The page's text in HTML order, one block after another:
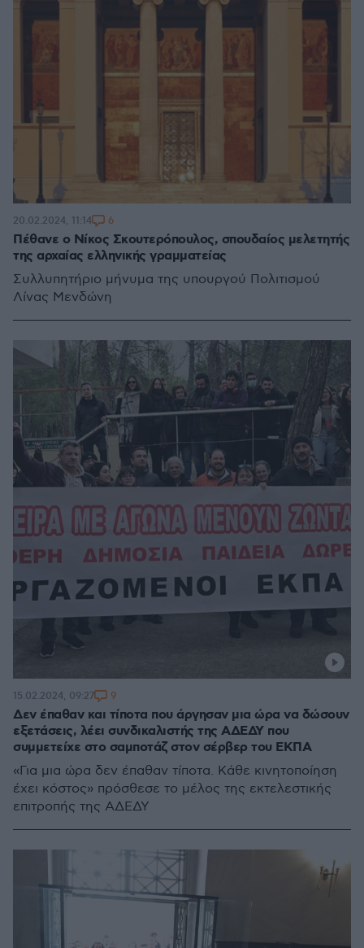
Πέθανε ο Νίκος Σκουτερόπουλος, σπουδαίος μελετητής
της αρχαίας ελληνικής γραμματείας
Συλλυπητήριο μήνυμα της υπουργού Πολιτισμού
Λίνας Μενδώνη
20.02.2024, 11:14 6
Δεν έπαθαν και τίποτα που άργησαν μια ώρα να δώσουν
εξετάσεις, λέει συνδικαλιστής της ΑΔΕΔΥ που
συμμετείχε στο σαμποτάζ στον σέρβερ του ΕΚΠΑ
«Για μια ώρα δεν έπαθαν τίποτα. Κάθε κινητοποίηση
έχει κόστος» πρόσθεσε το μέλος της εκτελεστικής
επιτροπής της ΑΔΕΔΥ
15.02.2024, 09:27 9